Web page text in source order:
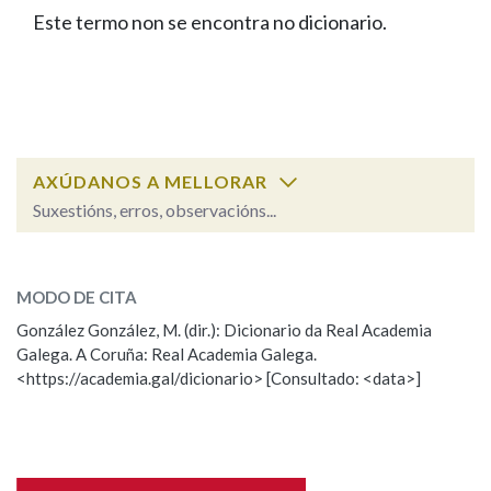
FIGURAS HOMENAXEADAS
PORTAL DAS PALABRAS
Facebook
TwitterYoutubeInstagram
Bluesky
BUSCAR NOS LEMAS
Remata por
BUSCAR NO CONTIDO
Nas definicións
Este termo non se encontra no dicionario.
AXÚDANOS A MELLORAR
Suxestións, erros, observacións...
Observación
Nome
MODO DE CITA
González González, M. (dir.): Dicionario da Real Academia
Galega. A Coruña: Real Academia Galega.
<https://academia.gal/dicionario> [Consultado: <data>]